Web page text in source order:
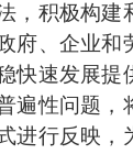
，积极构建
府、企业和
快速发展提
遍性问题，
进行反映，